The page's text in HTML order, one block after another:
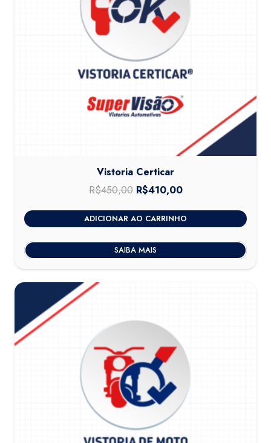
Vistoria Certicar
R$450,00 O
preço
original
era:
R$450,00.
R$410,00O
preço
atual
é:
R$410,00.
ADICIONAR AO CARRINHO
SAIBA MAIS